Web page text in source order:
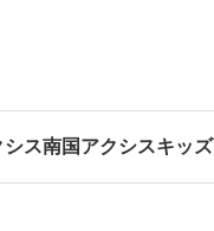
ス南国アクシスキッズ